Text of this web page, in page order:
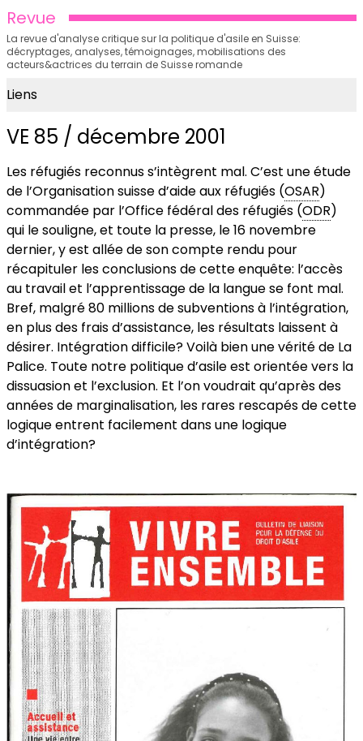
Revue
La revue d'analyse critique sur la politique d'asile en Suisse:
décryptages, analyses, témoignages, mobilisations des
acteurs&actrices du terrain de Suisse romande
Liens
VE 85 / décembre 2001
Les réfugiés reconnus s’intègrent mal. C’est une étude
de l’Organisation suisse d’aide aux réfugiés (OSAR)
commandée par l’Office fédéral des réfugiés (ODR)
qui le souligne, et toute la presse, le 16 novembre
dernier, y est allée de son compte rendu pour
récapituler les conclusions de cette enquête: l’accès
au travail et l’apprentissage de la langue se font mal.
Bref, malgré 80 millions de subventions à l’intégration,
en plus des frais d’assistance, les résultats laissent à
désirer. Intégration difficile? Voilà bien une vérité de La
Palice. Toute notre politique d’asile est orientée vers la
dissuasion et l’exclusion. Et l’on voudrait qu’après des
années de marginalisation, les rares rescapés de cette
logique entrent facilement dans une logique
d’intégration?